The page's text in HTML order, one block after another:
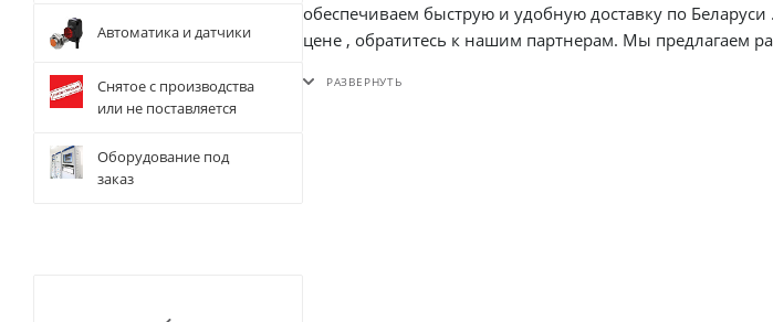
обеспечиваем быструю и удобную доставку по Беларуси . Для оформления заказа и уточнения деталей, а также получения информации о
цене , обратитесь к нашим партнерам. Мы предлагаем различные варианты оплаты, включая безналичный расчет , для вашего удобства.
вложением в ваш профессиональный инструмент и
Автоматика и датчики
Снятое с производства
или не поставляется
Оборудование под
заказ